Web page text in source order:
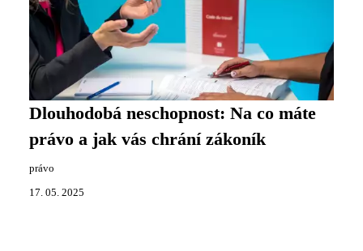
Dlouhodobá neschopnost: Na co máte
právo a jak vás chrání zákoník
právo
17. 05. 2025